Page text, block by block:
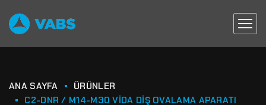
ANA SAYFA
ÜRÜNLER
C2-DNR / M14-M30 VIDA DIŞ OVALAMA APARATI